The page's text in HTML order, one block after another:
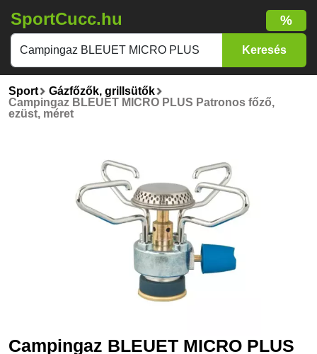
SportCucc.hu %
Sport
Gázfőzők, grillsütők
Campingaz BLEUET MICRO PLUS Patronos főző,
ezüst, méret
Campingaz BLEUET MICRO PLUS